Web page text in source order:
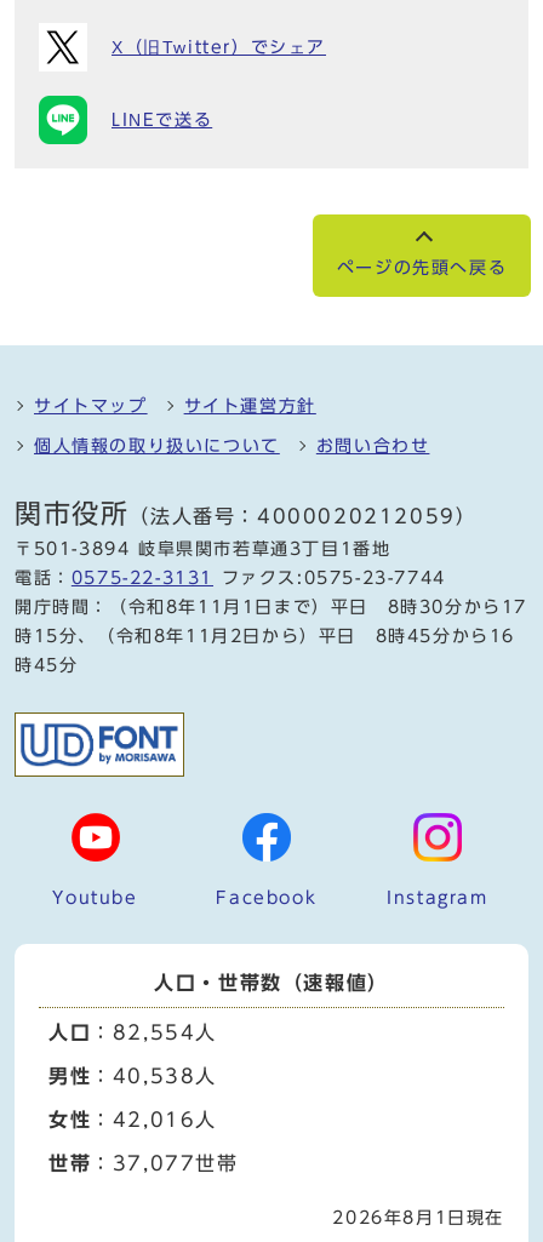
X（旧Twitter）でシェア
LINEで送る
ページの先頭へ戻る
サイトマップ サイト運営方針
個人情報の取り扱いについて お問い合わせ
関市役所 （法人番号：4000020212059）
〒501-3894 岐阜県関市若草通3丁目1番地
電話： 0575-22-3131
ファクス:0575-23-7744
開庁時間：（令和8年11月1日まで）平日 8時30分から17
時15分、（令和8年11月2日から）平日 8時45分から16
時45分
Youtube Facebook Instagram
人口・世帯数（速報値）
人口 ：82,554人
男性 ：40,538人
女性 ：42,016人
世帯 ：37,077世帯
2026年8月1日現在